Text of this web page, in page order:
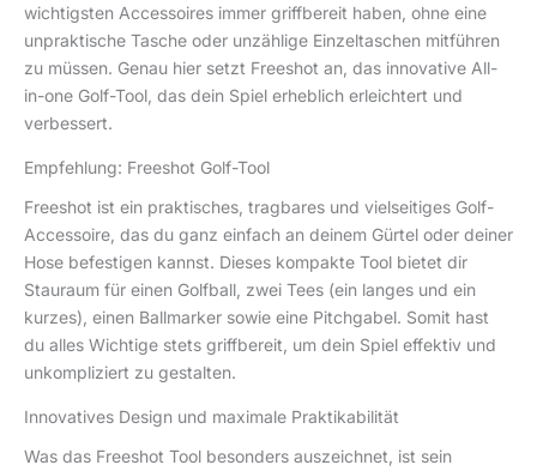
wichtigsten Accessoires immer griffbereit haben, ohne eine
unpraktische Tasche oder unzählige Einzeltaschen mitführen
zu müssen. Genau hier setzt Freeshot an, das innovative All-
in-one Golf-Tool, das dein Spiel erheblich erleichtert und
verbessert.
Empfehlung: Freeshot Golf-Tool
Freeshot ist ein praktisches, tragbares und vielseitiges Golf-
Accessoire, das du ganz einfach an deinem Gürtel oder deiner
Hose befestigen kannst. Dieses kompakte Tool bietet dir
Stauraum für einen Golfball, zwei Tees (ein langes und ein
kurzes), einen Ballmarker sowie eine Pitchgabel. Somit hast
du alles Wichtige stets griffbereit, um dein Spiel effektiv und
unkompliziert zu gestalten.
Innovatives Design und maximale Praktikabilität
Was das Freeshot Tool besonders auszeichnet, ist sein